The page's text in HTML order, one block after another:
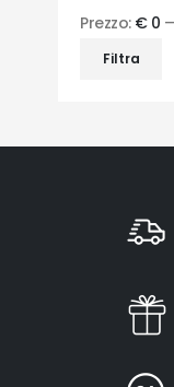
Filtra
Prezzo: € 0